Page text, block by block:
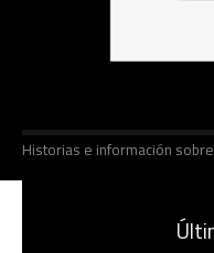
Historias e información